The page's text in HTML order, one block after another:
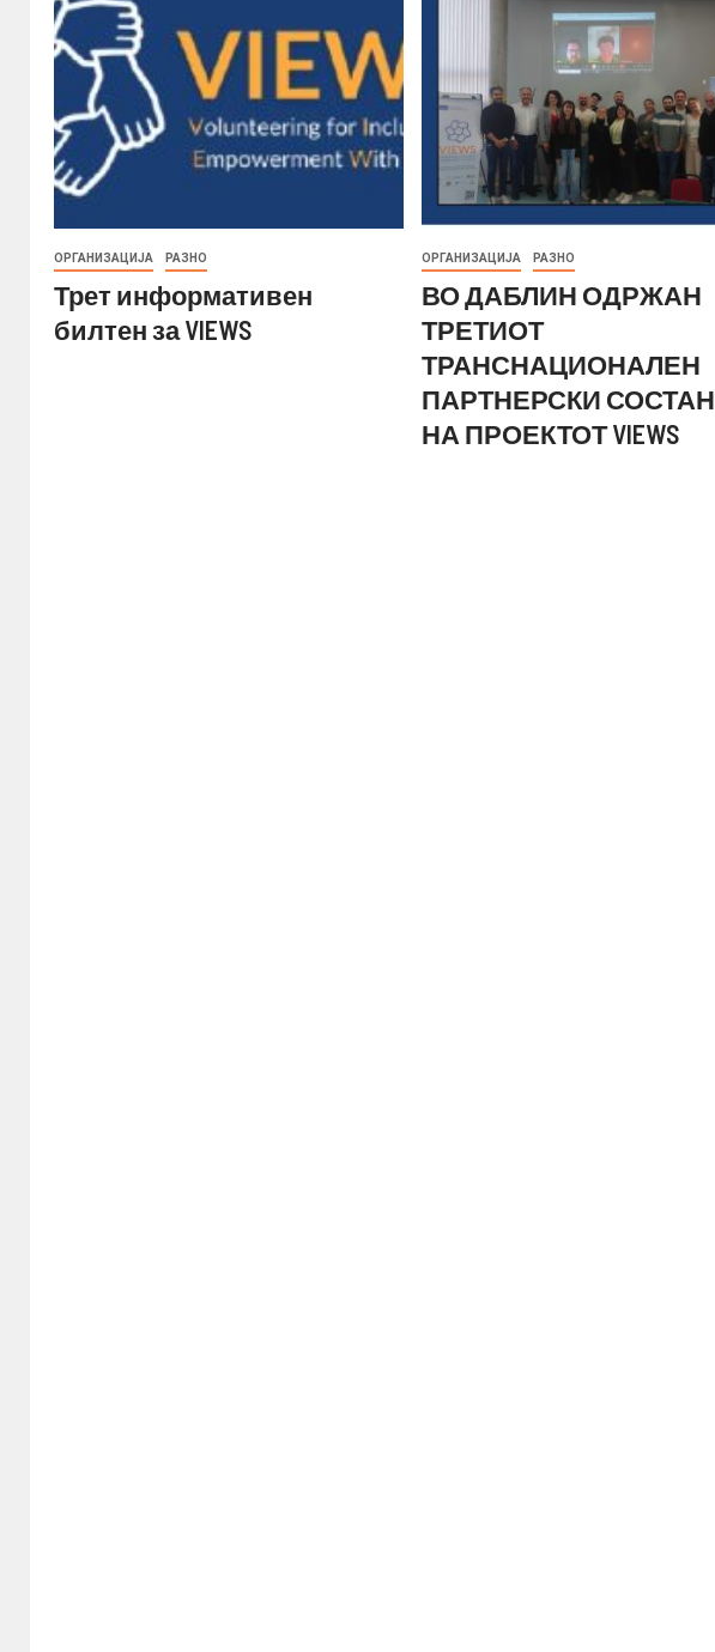
ОРГАНИЗАЦИЈА РАЗНО
Трет информативен
билтен за VIEWS
ОРГАНИЗАЦИЈА РАЗНО
ВО ДАБЛИН ОДРЖАН
ТРЕТИОТ
ТРАНСНАЦИОНАЛЕН
ПАРТНЕРСКИ
НА ПРОЕКТОТ VIEWS